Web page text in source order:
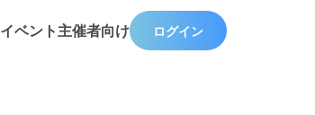
イベント主催者向け ログイン